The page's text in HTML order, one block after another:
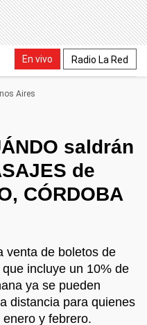
En vivo Radio La Red
Aires
saldrán
de
CÓRDOBA
venta de boletos de
incluye un 10% de
ya se pueden
distancia para quienes
y febrero.